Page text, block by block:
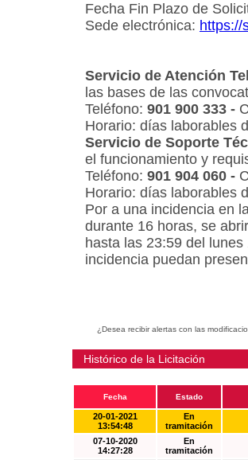
Fecha Fin Plazo de
Sede electrónica: https://
Servicio de Atención
las bases de las
Teléfono: 901 900 333 -
Horario: días laborables
Servicio de Soporte
el funcionamiento y
Teléfono: 901 904 060 -
Horario: días laborables
Por a una incidencia en
durante 16 horas, se
hasta las 23:59 del
incidencia puedan
¿Desea recibir alertas con las
Histórico de la Licitación
Fecha Estado
20-01-2021
13:54:48
En
tramitación
07-10-2020
14:27:28
En
tramitación